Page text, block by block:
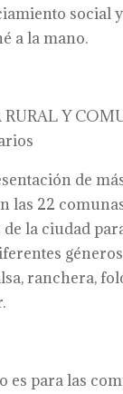
social
a la mano.
RURAL Y
de
las 22
la ciudad
ranchera,
es para las